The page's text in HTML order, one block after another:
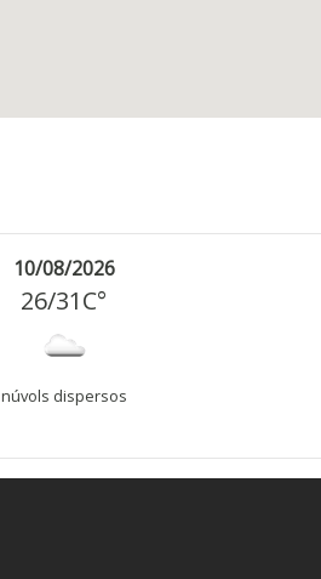
10/08/2026
26/31C°
núvols dispersos